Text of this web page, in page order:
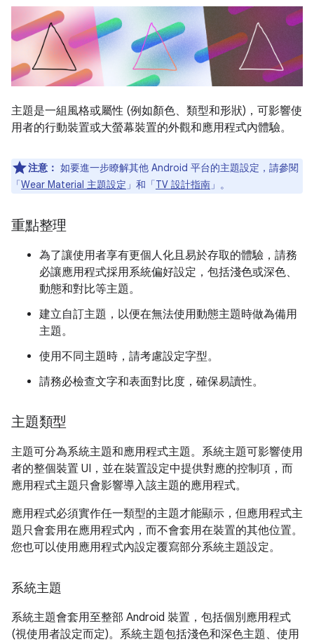
主題是一組風格或屬性 (例如顏色、類型和形狀)，可影響使
用者的行動裝置或大螢幕裝置的外觀和應用程式內體驗。
注意： 如要進一步瞭解其他 Android 平台的主題設定，請參閱
「Wear Material 主題設定 」和「TV 設計指南 」。
重點整理
為了讓使用者享有更個人化且易於存取的體驗，請務
必讓應用程式採用系統偏好設定，包括淺色或深色、
動態和對比等主題。
建立自訂主題，以便在無法使用動態主題時做為備用
主題。
使用不同主題時，請考慮設定字型。
請務必檢查文字和表面對比度，確保易讀性。
主題類型
主題可分為系統主題和應用程式主題。系統主題可影響使用
者的整個裝置 UI，並在裝置設定中提供對應的控制項，而
應用程式主題只會影響導入該主題的應用程式。
應用程式必須實作任一類型的主題才能顯示，但應用程式主
題只會套用在應用程式內，而不會套用在裝置的其他位置。
您也可以使用應用程式內設定覆寫部分系統主題設定。
系統主題
系統主題會套用至整部 Android 裝置，包括個別應用程式
(視使用者設定而定)。系統主題包括淺色和深色主題、使用